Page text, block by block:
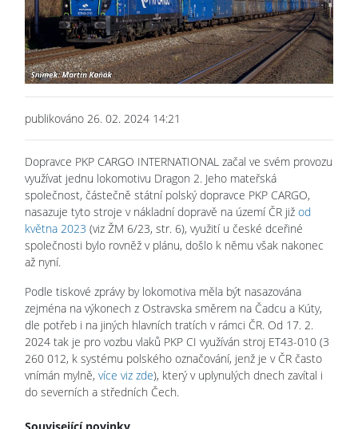
publikováno 26. 02. 2024 14:21
Dopravce PKP CARGO INTERNATIONAL začal ve svém provozu
využívat jednu lokomotivu Dragon 2. Jeho mateřská
společnost, částečně státní polský dopravce PKP CARGO,
nasazuje tyto stroje v nákladní dopravě na území ČR již od
května 2023 (viz ŽM 6/23, str. 6), využití u české dceřiné
společnosti bylo rovněž v plánu, došlo k němu však nakonec
až nyní.
Podle tiskové zprávy by lokomotiva měla být nasazována
zejména na výkonech z Ostravska směrem na Čadcu a Kúty,
dle potřeb i na jiných hlavních tratích v rámci ČR. Od 17. 2.
2024 tak je pro vozbu vlaků PKP CI využíván stroj ET43-010 (3
260 012, k systému polského označování, jenž je v ČR často
vnímán mylně, více viz zde), který v uplynulých dnech zavítal i
do severních a středních Čech.